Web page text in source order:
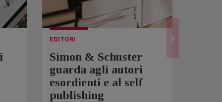
EDITORI
Simon & Schuster
guarda agli autori
esordienti e al self
publishing